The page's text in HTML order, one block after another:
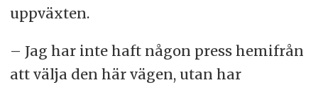
uppväxten.
– Jag har inte haft någon press hemifrån
att välja den här vägen, utan har